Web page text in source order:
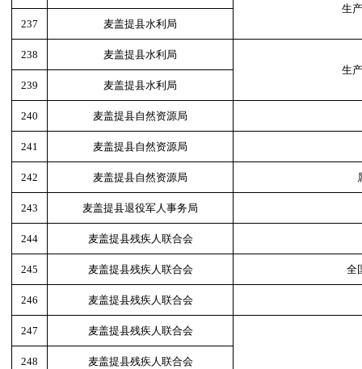
生
237
麦盖提县水利局
238
麦盖提县水利局
生
239
麦盖提县水利局
240 麦盖提县自然资源局
241 麦盖提县自然资源局
242 麦盖提县自然资源局
243 麦盖提县退役军人事务局
244 麦盖提县残疾人联合会
245 麦盖提县残疾人联合会 全
246 麦盖提县残疾人联合会
247 麦盖提县残疾人联合会
248 麦盖提县残疾人联合会